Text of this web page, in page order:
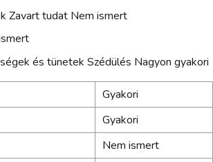
Zavart tudat Nem ismert
és tünetek Szédülés Nagyon gyakori
Gyakori
Gyakori
Nem ismert